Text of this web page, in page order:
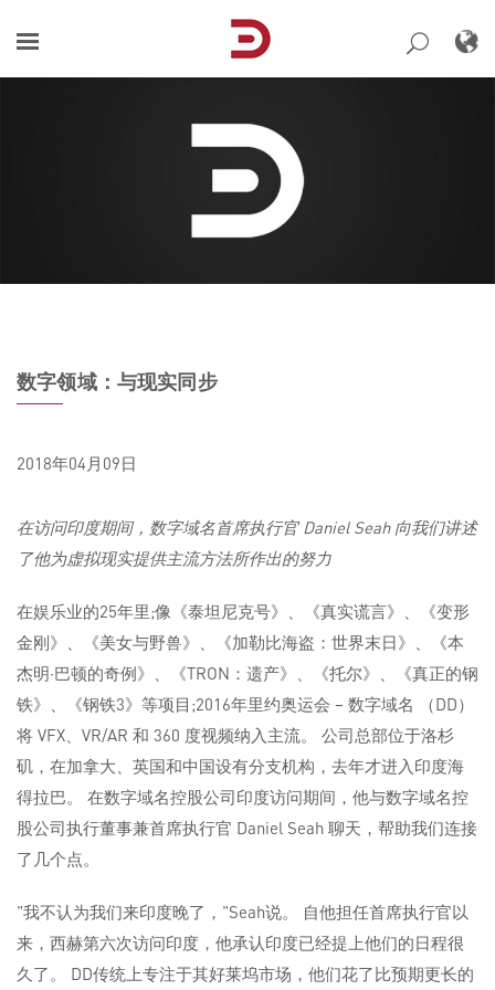
content
数字领域：与现实同步
2018年04月09日
在访问印度期间，数字域名首席执行官 Daniel Seah 向我们讲述
了他为虚拟现实提供主流方法所作出的努力
在娱乐业的25年里;像《泰坦尼克号》、《真实谎言》、《变形
金刚》、《美女与野兽》、《加勒比海盗：世界末日》、《本
杰明·巴顿的奇例》、《TRON：遗产》、《托尔》、《真正的钢
铁》、《钢铁3》等项目;2016年里约奥运会 – 数字域名 （DD）
将 VFX、VR/AR 和 360 度视频纳入主流。 公司总部位于洛杉
矶，在加拿大、英国和中国设有分支机构，去年才进入印度海
得拉巴。 在数字域名控股公司印度访问期间，他与数字域名控
股公司执行董事兼首席执行官 Daniel Seah 聊天，帮助我们连接
了几个点。
"我不认为我们来印度晚了，"Seah说。 自他担任首席执行官以
来，西赫第六次访问印度，他承认印度已经提上他们的日程很
久了。 DD传统上专注于其好莱坞市场，他们花了比预期更长的